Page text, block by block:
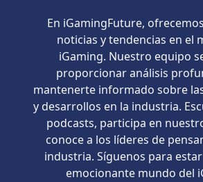
En iGamingFuture,
noticias y tendencias en el
iGaming. Nuestro equipo
proporcionar análisis
mantenerte informado sobre
y desarrollos en la industria.
podcasts, participa en
conoce a los líderes de
industria. Síguenos para
emocionante mundo del